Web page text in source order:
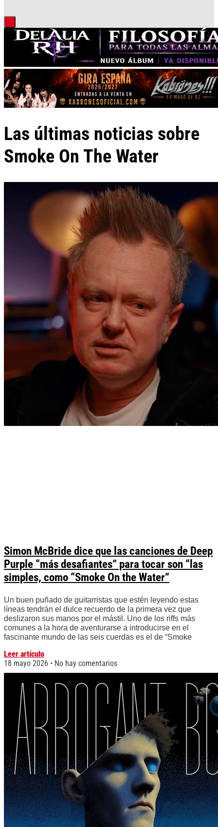
Las últimas noticias sobre
Smoke On The Water
Simon McBride dice que las canciones de Deep
Purple “más desafiantes” para tocar son “las
simples, como “Smoke On the Water”
Un buen puñado de guitarristas que estén leyendo estas
líneas tendrán el dulce recuerdo de la primera vez que
deslizaron sus manos por el mástil. Uno de los riffs más
comunes a la hora de aventurarse a introducirse en el
fascinante mundo de las seis cuerdas es el de “Smoke
Leer artículo
18 mayo 2026
No hay comentarios